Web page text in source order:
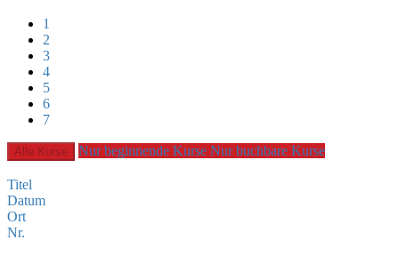
1
2
3
4
5
6
7
Alle Kurse Nur beginnende Kurse Nur buchbare Kurse
Titel
Datum
Ort
Nr.